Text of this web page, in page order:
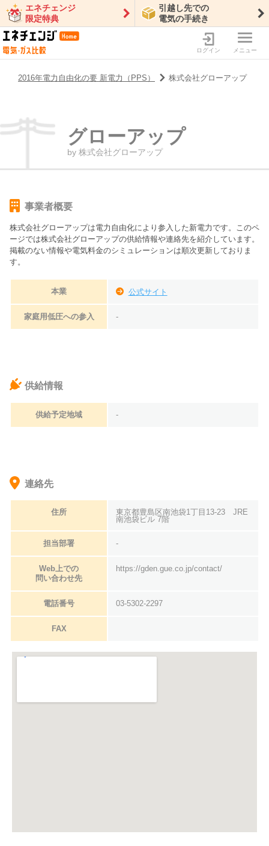
エネチェンジ
限定特典
引越し先での
電気の手続き
ログイン メニュー
2016年電力自由化の要 新電力（PPS） 株式会社グローアップ
グローアップ
by 株式会社グローアップ
事業者概要
株式会社グローアップは電力自由化により参入した新電力です。このペ
ージでは株式会社グローアップの供給情報や連絡先を紹介しています。
掲載のない情報や電気料金のシミュレーションは順次更新しておりま
す。
本業 公式サイト
家庭用低圧への参入 -
供給情報
供給予定地域 -
連絡先
住所
東京都豊島区南池袋1丁目13-23 JRE
南池袋ビル 7階
担当部署 -
Web上での
問い合わせ先
https://gden.gue.co.jp/contact/
電話番号 03-5302-2297
FAX